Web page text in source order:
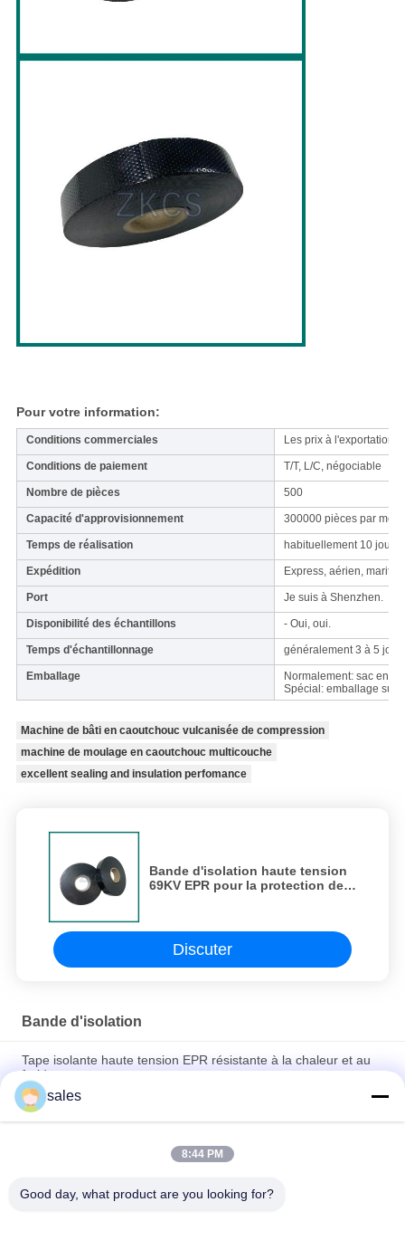
Pour votre information:
Conditions commerciales Les prix à l'exportation
Conditions de paiement T/T, L/C, négociable
Nombre de pièces 500
Capacité d'approvisionnement 300000 pièces par mois
Temps de réalisation habituellement 10 jours
Expédition Express, aérien,
Port Je suis à Shenzhen.
Disponibilité des échantillons - Oui, oui.
Temps d'échantillonnage généralement 3 à 5
Emballage
Normalement: sac en
Spécial: emballage sur
Machine de bâti en caoutchouc vulcanisée de compression
machine de moulage en caoutchouc multicouche
excellent sealing and insulation perfomance
Bande d'isolation haute tension
69KV EPR pour la protection des
Discuter
Bande d'isolation
Tape isolante haute tension EPR résistante à la chaleur et au
froid
Ruban silicone auto-amalgamant ignifuge de haute qualité
pour l'industrie des câbles d'alimentation
Bande de fusion d'individu ignifuge de silicone pour l'isolation
sales
8:44 PM
Good day, what product are you looking for?